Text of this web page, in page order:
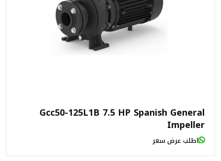
Gcc50-125L1B 7.5 HP Spanish General
Impeller
اطلب عرض سعر